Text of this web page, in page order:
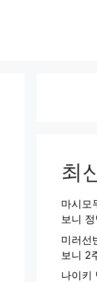
최
마시모
보니
미러선
보니 2
나이키